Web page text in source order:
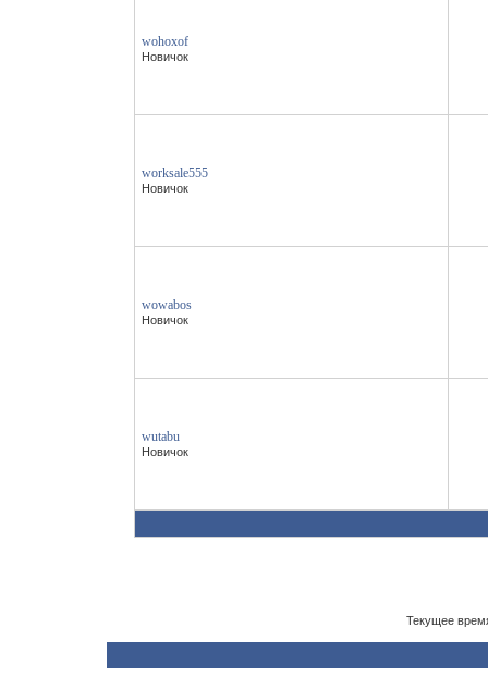
wohoxof
Новичок
worksale555
Новичок
wowabos
Новичок
wutabu
Новичок
Текущее